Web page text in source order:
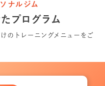
ナルジム
プログラム
のトレーニングメニューをご